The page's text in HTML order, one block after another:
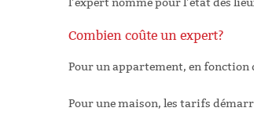
Combien coûte un expert?
Pour un appartement, en fonction
Pour une maison, les tarifs